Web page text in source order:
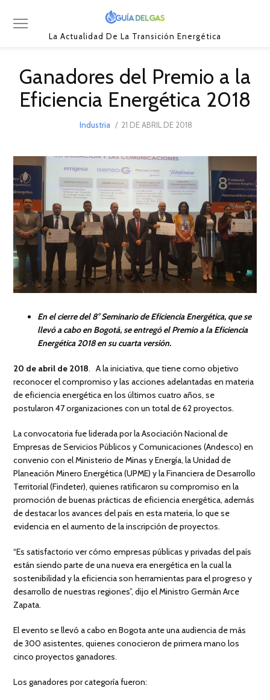
La Actualidad De La Transición Energética
Ganadores del Premio a la
Eficiencia Energética 2018
Industria
POSTED
21 DE ABRIL DE 2018
En el cierre del 8° Seminario de Eficiencia Energética, que se
llevó a cabo en Bogotá, se entregó el Premio a la Eficiencia
Energética 2018 en su cuarta versión.
20 de abril de 2018. A la iniciativa, que tiene como objetivo
reconocer el compromiso y las acciones adelantadas en materia
de eficiencia energética en los últimos cuatro años, se
postularon 47 organizaciones con un total de 62 proyectos.
La convocatoria fue liderada por la Asociación Nacional de
Empresas de Servicios Públicos y Comunicaciones (Andesco) en
convenio con el Ministerio de Minas y Energía, la Unidad de
Planeación Minero Energética (UPME) y la Financiera de Desarrollo
Territorial (Findeter), quienes ratificaron su compromiso en la
promoción de buenas prácticas de eficiencia energética, además
de destacar los avances del país en esta materia, lo que se
evidencia en el aumento de la inscripción de proyectos.
“Es satisfactorio ver cómo empresas públicas y privadas del país
están siendo parte de una nueva era energética en la cual la
sostenibilidad y la eficiencia son herramientas para el progreso y
desarrollo de nuestras regiones”, dijo el Ministro Germán Arce
Zapata.
El evento se llevó a cabo en Bogota ante una audiencia de más
de 300 asistentes, quienes conocieron de primera mano los
cinco proyectos ganadores.
Los ganadores por categoría fueron: